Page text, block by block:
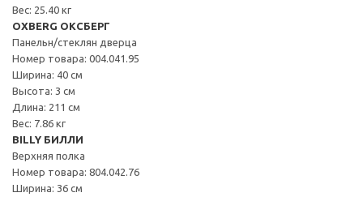
Вес: 25.40 кг
OXBERG ОКСБЕРГ
Панельн/стеклян дверца
Номер товара: 004.041.95
Ширина: 40 см
Высота: 3 см
Длина: 211 см
Вес: 7.86 кг
BILLY БИЛЛИ
Верхняя полка
Номер товара: 804.042.76
Ширина: 36 см